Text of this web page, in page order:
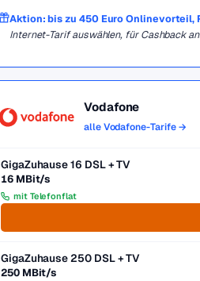
Aktion: bis zu 450 Euro
Internet-Tarif auswählen, für Cashback
Vodafone
alle Vodafone-Tarife →
GigaZuhause 16 DSL + TV
16 MBit/s
mit Telefonflat
GigaZuhause 250 DSL + TV
250 MBit/s